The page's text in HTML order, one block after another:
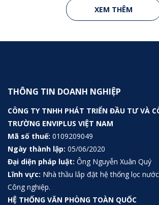
XEM THÊM
THÔNG TIN DOANH NGHIỆP
CÔNG TY TNHH PHÁT TRIỂN ĐẦU TƯ VÀ
TRƯỜNG ENVIPLUS VIỆT NAM
Mã số thuế: 0109209049
Ngày thành lập: 05/06/2020
Đại diện pháp luật: Ông Nguyễn Xuân Quý
Lĩnh vực: Nhà thầu lắp đặt hệ thống lọc
Công nghiệp.
HỆ THỐNG VĂN PHÒNG TOÀN QUỐC